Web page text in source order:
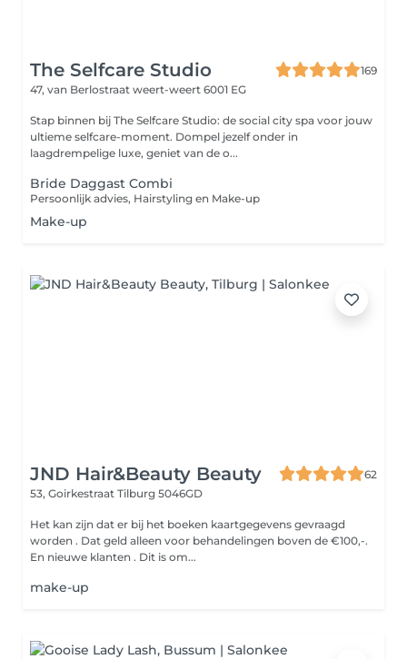
The Selfcare Studio
169
47, van Berlostraat weert-weert 6001 EG
Stap binnen bij The Selfcare Studio: de social city spa voor jouw
ultieme selfcare-moment. Dompel jezelf onder in
laagdrempelige luxe, geniet van de o...
Bride Daggast Combi
Persoonlijk advies, Hairstyling en Make-up
Make-up
JND Hair&Beauty Beauty
62
53, Goirkestraat Tilburg 5046GD
Het kan zijn dat er bij het boeken kaartgegevens gevraagd
worden . Dat geld alleen voor behandelingen boven de €100,-.
En nieuwe klanten . Dit is om...
make-up